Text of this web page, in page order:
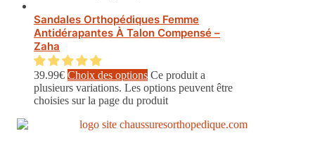
Sandales Orthopédiques Femme
Antidérapantes À Talon Compensé –
Zaha
39.99€ Choix des options Ce produit a
plusieurs variations. Les options peuvent être
choisies sur la page du produit